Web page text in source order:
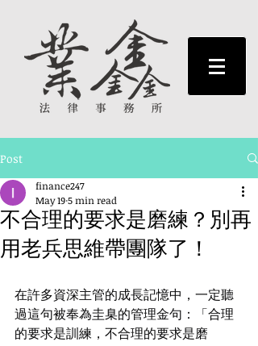
Post
不合理的要求是磨練？別再
用老兵思維帶團隊了！
finance247
May 195 min read
在許多資深主管的成長記憶中，一定聽
過這句被奉為圭臬的管理金句：「合理
的要求是訓練，不合理的要求是磨